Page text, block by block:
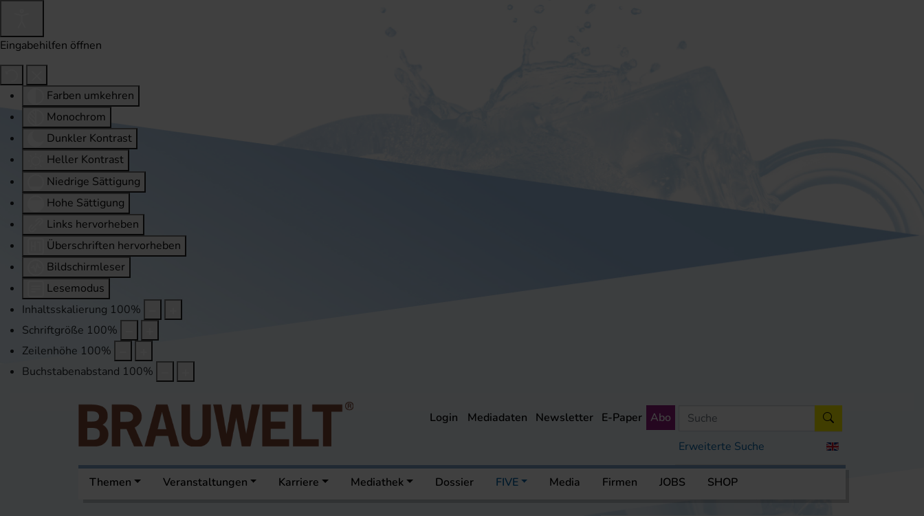
Eingabehilfen öffnen
Farben umkehren
Monochrom
Dunkler Kontrast
Heller Kontrast
Niedrige Sättigung
Hohe Sättigung
Links hervorheben
Überschriften hervorheben
Bildschirmleser
Lesemodus
Inhaltsskalierung 100%
Schriftgröße 100%
Zeilenhöhe 100%
Buchstabenabstand 100%
Erweiterte Suche
Login Mediadaten Newsletter E-Paper Abo
Themen Veranstaltungen Karriere Mediathek Dossier FIVE Media Firmen JOBS SHOP